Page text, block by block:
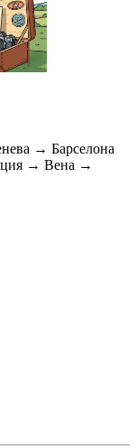
→ Барселона
→ Вена →